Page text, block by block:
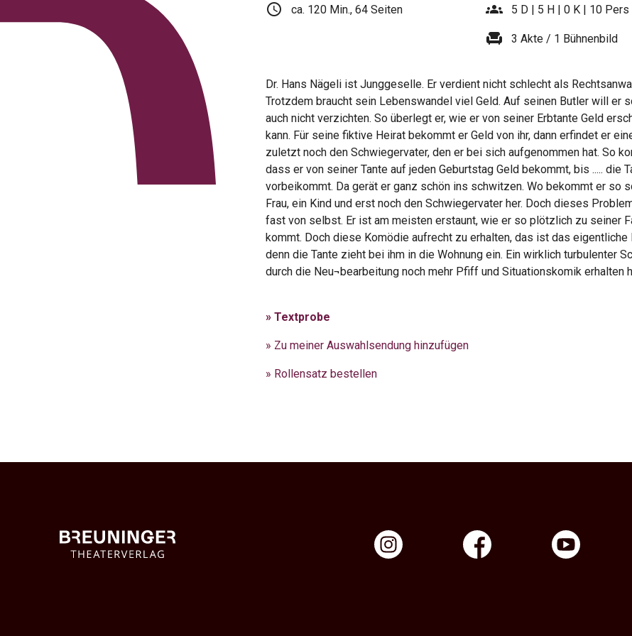
schedule ca. 120 Min., 64 Seiten groups 5 D | 5 H | 0 K | 10 Pers
chair 3 Akte / 1 Bühnenbild
Dr. Hans Nägeli ist Junggeselle. Er verdient nicht schlecht als
Trotzdem braucht sein Lebenswandel viel Geld. Auf seinen Butler will er
auch nicht verzichten. So überlegt er, wie er von seiner Erbtante Geld
kann. Für seine fiktive Heirat bekommt er Geld von ihr, dann erfindet er
zuletzt noch den Schwiegervater, den er bei sich aufgenommen hat. So
dass er von seiner Tante auf jeden Geburtstag Geld bekommt, bis ..... die
vorbeikommt. Da gerät er ganz schön ins schwitzen. Wo bekommt er so
Frau, ein Kind und erst noch den Schwiegervater her. Doch dieses
fast von selbst. Er ist am meisten erstaunt, wie er so plötzlich zu seiner
kommt. Doch diese Komödie aufrecht zu erhalten, das ist das eigentliche
denn die Tante zieht bei ihm in die Wohnung ein. Ein wirklich turbulenter
durch die Neu¬bearbeitung noch mehr Pfiff und Situationskomik erhalten
» Textprobe
» Zu meiner Auswahlsendung hinzufügen
» Rollensatz bestellen